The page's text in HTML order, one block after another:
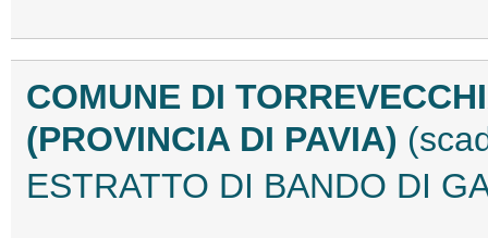
COMUNE DI
(PROVINCIA DI PAVIA)
ESTRATTO DI BANDO DI